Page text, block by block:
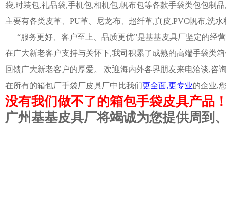
袋,时装包,礼品袋,手机包,相机包,帆布包等各款手袋类包包制
主要有各类皮革、PU革、尼龙布、超纤革,真皮,PVC帆布,洗
“服务更好、客户至上、品质更优”是基基皮具厂坚定的经
在广大新老客户支持与关怀下,我司积累了成熟的高端手袋类
回馈广大新老客户的厚爱。 欢迎海内外各界朋友来电洽谈,咨
在所有的箱包厂手袋厂皮具厂中比我们更全面,更专业的企业,
没有我们做不了的箱包手袋皮具产品
广州基基皮具厂将竭诚为您提供周到